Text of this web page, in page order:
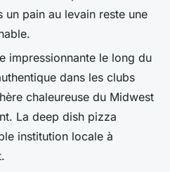
un pain au levain reste une
impressionnante le long du
dans les clubs
chaleureuse du Midwest
La deep dish pizza
institution locale à